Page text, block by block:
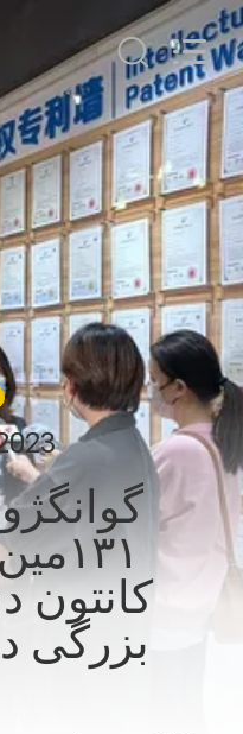
صفحه
اصلی
محصولات
نمایش
VR
درباره
ما
تور
کارخانه
-
2026
Zhuoyuan
Co.,Ltd.
All
Rights
Reserved.
کانتون
بزرگی